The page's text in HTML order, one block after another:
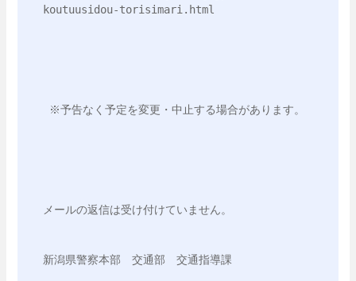
koutuusidou-torisimari.html
※予告なく予定を変更・中止する場合があります。
メールの返信は受け付けていません。
新潟県警察本部　交通部　交通指導課